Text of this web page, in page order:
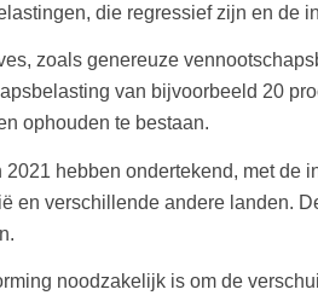
die regressief zijn en de
zoals genereuze
van bijvoorbeeld 20
ophouden te bestaan.
hebben ondertekend, met
en verschillende andere landen.
noodzakelijk is om de